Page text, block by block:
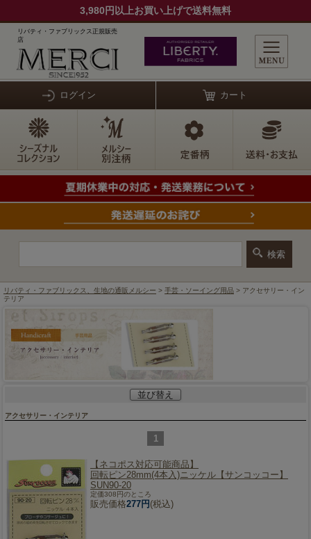
3,980円以上お買い上げで送料無料
リバティ・ファブリックス正規販売
店
ログイン カート
リバティ・ファブリックス、生地の通販メルシー > 手芸・ソーイング用品 > アクセサリー・イン
テリア
並び替え
アクセサリー・インテリア
1
【ネコポス対応可能商品】
回転ピン28mm(4本入)ニッケル【サンコッコー】
SUN90-20
定価308円のところ
販売価格277円(税込)